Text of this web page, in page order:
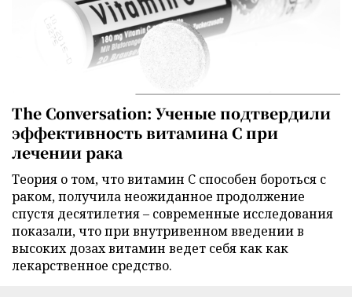
The Conversation: Ученые подтвердили
эффективность витамина C при
лечении рака
Теория о том, что витамин C способен бороться с
раком, получила неожиданное продолжение
спустя десятилетия – современные исследования
показали, что при внутривенном введении в
высоких дозах витамин ведет себя как как
лекарственное средство.